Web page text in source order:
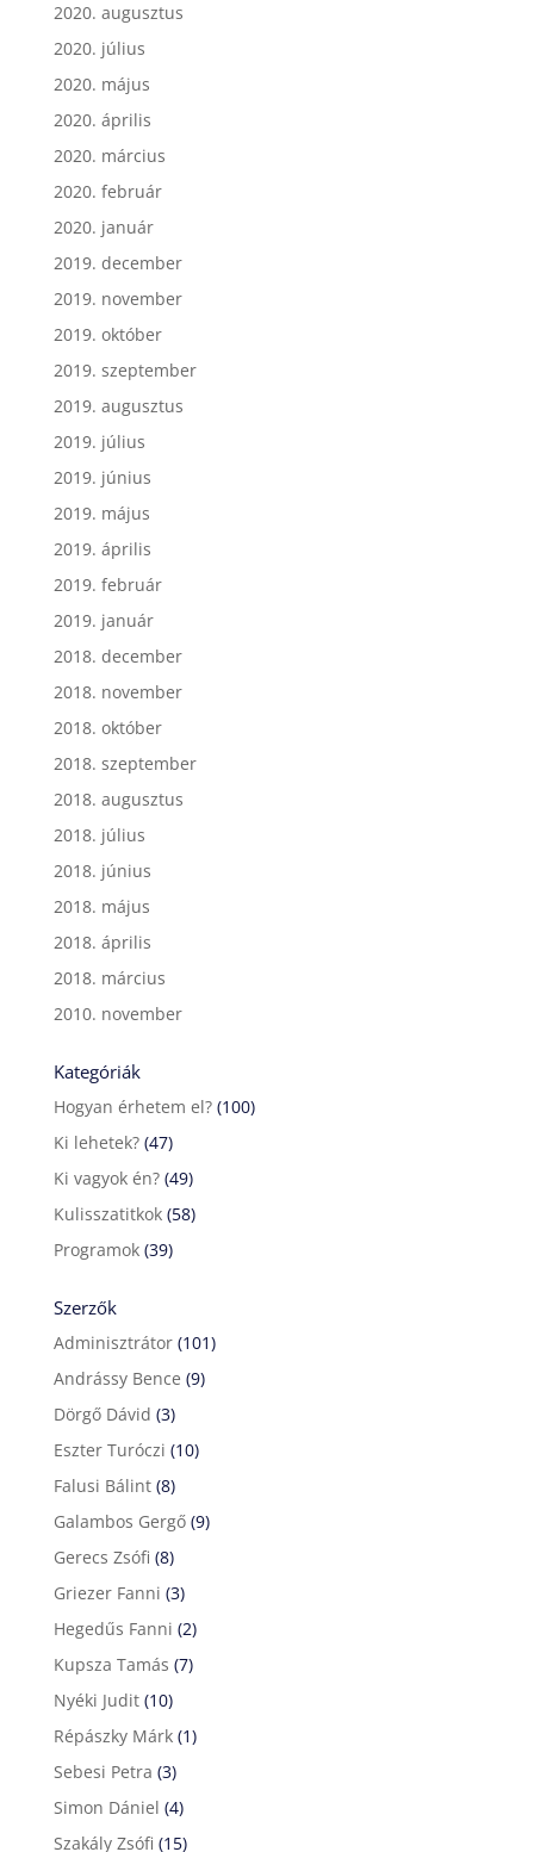
2020. augusztus
2020. július
2020. május
2020. április
2020. március
2020. február
2020. január
2019. december
2019. november
2019. október
2019. szeptember
2019. augusztus
2019. július
2019. június
2019. május
2019. április
2019. február
2019. január
2018. december
2018. november
2018. október
2018. szeptember
2018. augusztus
2018. július
2018. június
2018. május
2018. április
2018. március
2010. november
Kategóriák
Hogyan érhetem el?(100)
Ki lehetek?(47)
Ki vagyok én?(49)
Kulisszatitkok(58)
Programok(39)
Szerzők
Adminisztrátor(101)
Andrássy Bence (9)
Dörgő Dávid (3)
Eszter Turóczi (10)
Falusi Bálint(8)
Galambos Gergő(9)
Gerecs Zsófi (8)
Griezer Fanni (3)
Hegedűs Fanni (2)
Kupsza Tamás (7)
Nyéki Judit(10)
Répászky Márk(1)
Sebesi Petra (3)
Simon Dániel (4)
Szakály Zsófi (15)